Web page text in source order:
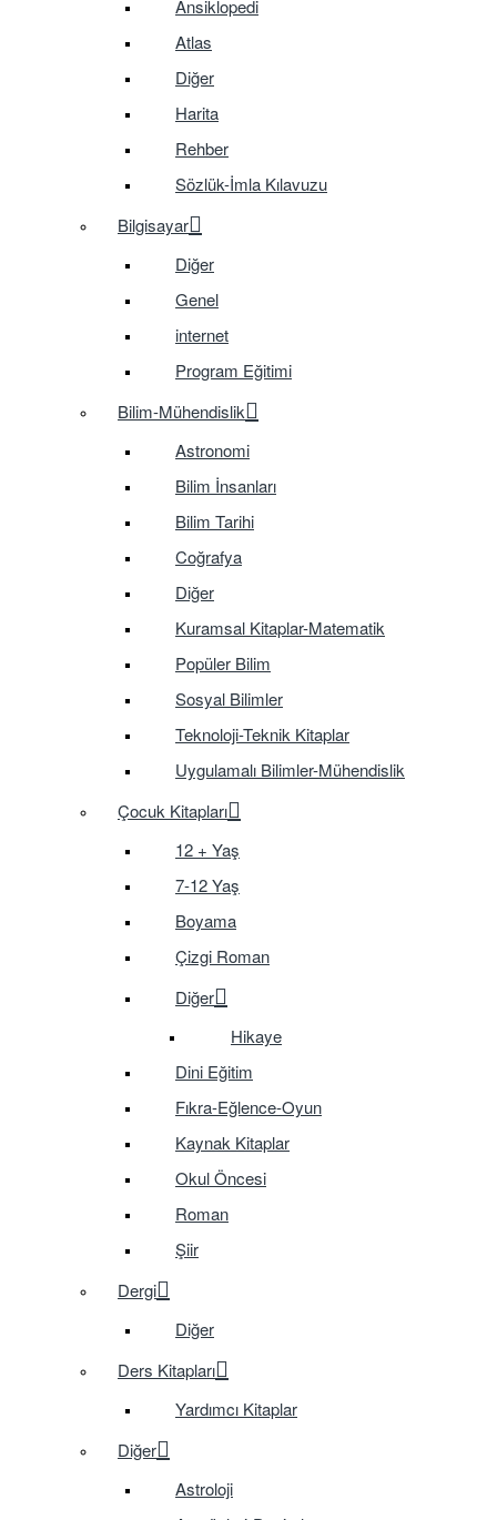
Ansiklopedi
Atlas
Diğer
Harita
Rehber
Sözlük-İmla Kılavuzu
Bilgisayar
Diğer
Genel
internet
Program Eğitimi
Bilim-Mühendislik
Astronomi
Bilim İnsanları
Bilim Tarihi
Coğrafya
Diğer
Kuramsal Kitaplar-Matematik
Popüler Bilim
Sosyal Bilimler
Teknoloji-Teknik Kitaplar
Uygulamalı Bilimler-Mühendislik
Çocuk Kitapları
12 + Yaş
7-12 Yaş
Boyama
Çizgi Roman
Diğer
Hikaye
Dini Eğitim
Fıkra-Eğlence-Oyun
Kaynak Kitaplar
Okul Öncesi
Roman
Şiir
Dergi
Diğer
Ders Kitapları
Yardımcı Kitaplar
Diğer
Astroloji